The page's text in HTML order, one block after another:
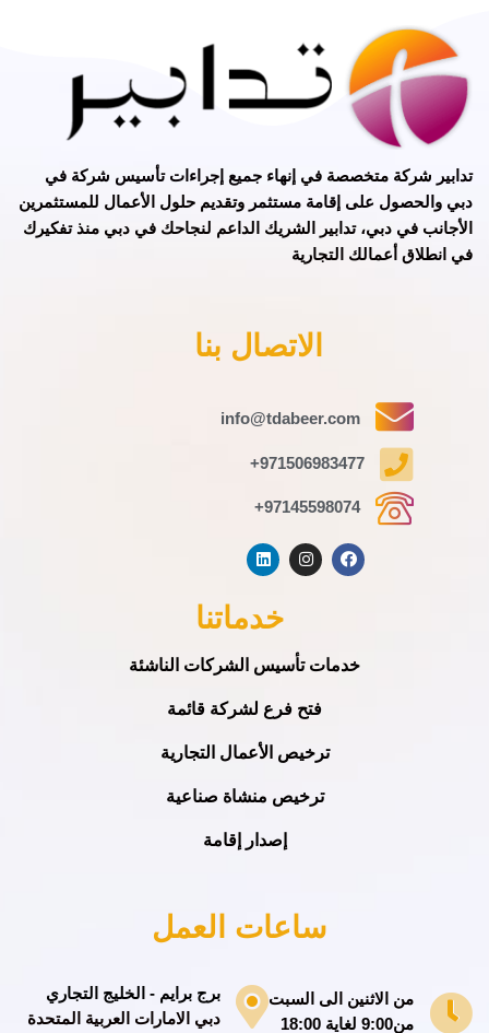
تدابير شركة متخصصة في إنهاء جميع إجراءات تأسيس شركة في
دبي و الحصول على إقامة مستثمر وتقديم حلول الأعمال للمستثمرين
الأجانب في دبي، تدابير الشريك الداعم لنجاحك في دبي منذ تفكيرك
في انطلاق أعمالك التجارية
الاتصال بنا
info@tdabeer.com
971506983477+
97145598074+
خدماتنا
خدمات تأسيس الشركات الناشئة
فتح فرع لشركة قائمة
ترخيص الأعمال التجارية
ترخيص منشاة صناعية
إصدار إقامة
ساعات العمل
من الاثنين الى السبت
من9:00 لغاية 18:00
برج برايم - الخليج التجاري
دبي الامارات العربية المتحدة